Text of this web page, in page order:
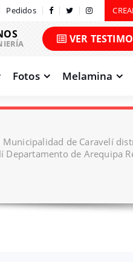
Pedidos
VER
Fotos Melamina
de Caravelí
Departamento de Arequipa